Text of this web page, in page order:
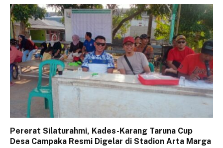
Pererat Silaturahmi, Kades-Karang Taruna Cup
Desa Campaka Resmi Digelar di Stadion Arta Marga